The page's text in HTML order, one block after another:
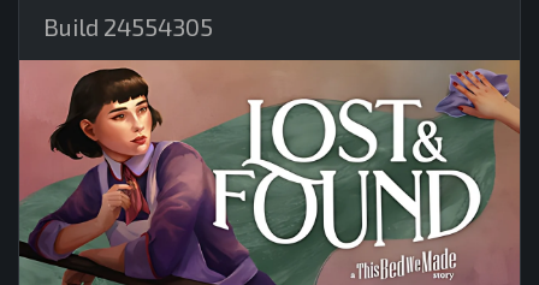
Build 24554305